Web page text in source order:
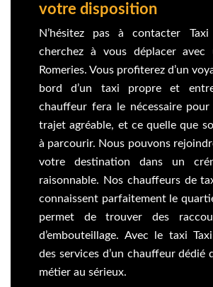
votre disposition
N’hésitez pas à contacter
cherchez à vous déplacer
Romeries. Vous profiterez d’un
bord d’un taxi propre et
chauffeur fera le nécessaire
trajet agréable, et ce quelle que
à parcourir. Nous pouvons
votre destination dans un
raisonnable. Nos chauffeurs de
connaissent parfaitement le
permet de trouver des
d’embouteillage. Avec le taxi
des services d’un chauffeur dédié
métier au sérieux.